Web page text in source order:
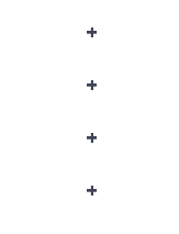
+
+
+
+